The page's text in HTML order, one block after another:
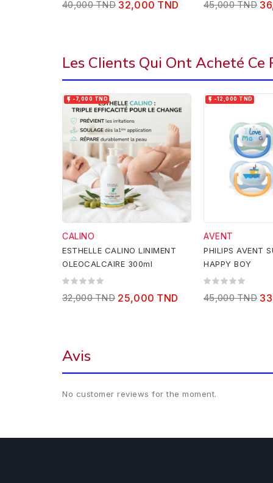
40,000 TND 32,000 TND 45,000 TND
Les Clients Qui Ont Acheté
 -7,000 TND
CALINO
ESTHELLE CALINO LINIMENT
OLEOCALCAIRE 300ml
32,000 TND 25,000 TND
 -12,000 TND
AVENT
PHILIPS AVENT
HAPPY BOY
45,000 TND
Avis
No customer reviews for the moment.